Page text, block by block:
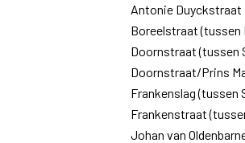
Antonie Duyckstraat
Boreelstraat (tussen
Doornstraat (tussen
Doornstraat/Prins
Frankenslag (tussen
Frankenstraat
Johan van